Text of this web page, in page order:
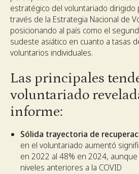
estratégico del voluntariado dirigido
través de la Estrategia Nacional de
posicionando al país como el
sudeste asiático en cuanto a tasas
voluntarios individuales.
Las principales
voluntariado
informe:
Sólida trayectoria de
en el voluntariado aumentó
en 2022 al 48% en 2024,
niveles anteriores a la COVID